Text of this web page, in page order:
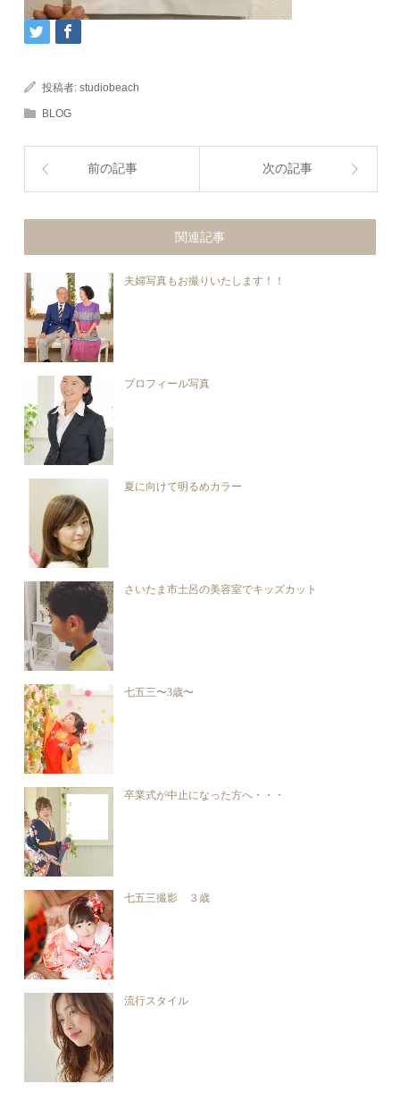
投稿者:studiobeach
BLOG
前の記事 次の記事
関連記事
夫婦写真もお撮りいたします！！
プロフィール写真
夏に向けて明るめカラー
さいたま市土呂の美容室でキッズカット
七五三〜3歳〜
卒業式が中止になった方へ・・・
七五三撮影 ３歳
流行スタイル